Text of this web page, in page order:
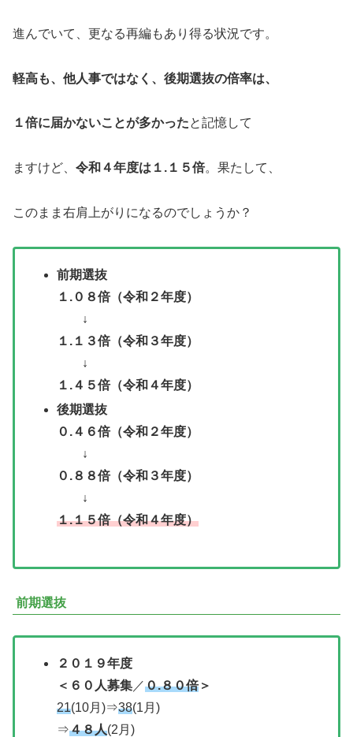
進んでいて、更なる再編もあり得る状況です。
軽高も、他人事ではなく、後期選抜の倍率は、
１倍に届かないことが多かったと記憶して
ますけど、 令和４年度は１.１５倍。果たして、
このまま右肩上がりになるのでしょうか？
前期選抜
１.０８倍（令和２年度）
↓
１.１３倍（令和３年度）
↓
１.４５倍（令和４年度）
後期選抜
０.４６倍（令和２年度）
↓
０.８８倍（令和３年度）
↓
１.１５倍（令和４年度）
前期選抜
２０１９年度
＜６０人募集 ／０.８０倍＞
21(10月)⇒38(1月)
⇒４８人(2月)